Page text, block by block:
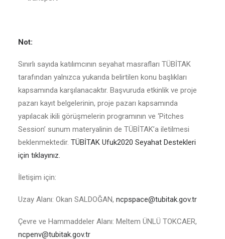
Not:
Sınırlı sayıda katılımcının seyahat masrafları TÜBİTAK
tarafından yalnızca yukarıda belirtilen konu başlıkları
kapsamında karşılanacaktır. Başvuruda etkinlik ve proje
pazarı kayıt belgelerinin, proje pazarı kapsamında
yapılacak ikili görüşmelerin programının ve ‘Pitches
Session’ sunum materyalinin de TÜBİTAK’a iletilmesi
beklenmektedir. TÜBİTAK Ufuk2020 Seyahat Destekleri
için tıklayınız.
İletişim için:
Uzay Alanı: Okan SALDOĞAN, ncpspace@tubitak.gov.tr
Çevre ve Hammaddeler Alanı: Meltem ÜNLÜ TOKCAER,
ncpenv@tubitak.gov.tr